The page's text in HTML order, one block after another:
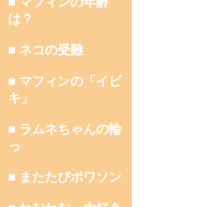
は？
■ ネコの受難
■ マフィンの「イビ
キ」
■ ラムネちゃんの輪
っ
■ またたびポワソン